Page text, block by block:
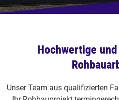
Hochwertige
Unser Team aus qualifizierten